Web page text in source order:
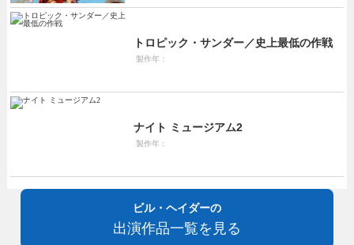
トロピック・サンダー／史上最低の作戦
製作年：
ナイト ミュージアム2
製作年：
ビル・ヘイダーの
出演作品一覧を見る